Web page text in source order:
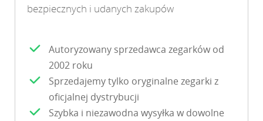
bezpiecznych i udanych zakupów
Autoryzowany sprzedawca zegarków od
2002 roku
Sprzedajemy tylko oryginalne zegarki z
oficjalnej dystrybucji
Szybka i niezawodna wysyłka w dowolne